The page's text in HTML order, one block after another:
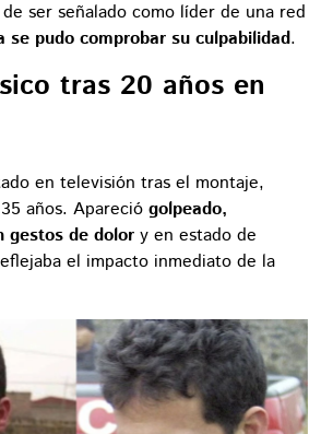
ser señalado como líder de una red
se pudo comprobar su culpabilidad.
tras 20 años en
en televisión tras el montaje,
años. Apareció golpeado,
gestos de dolor y en estado de
el impacto inmediato de la